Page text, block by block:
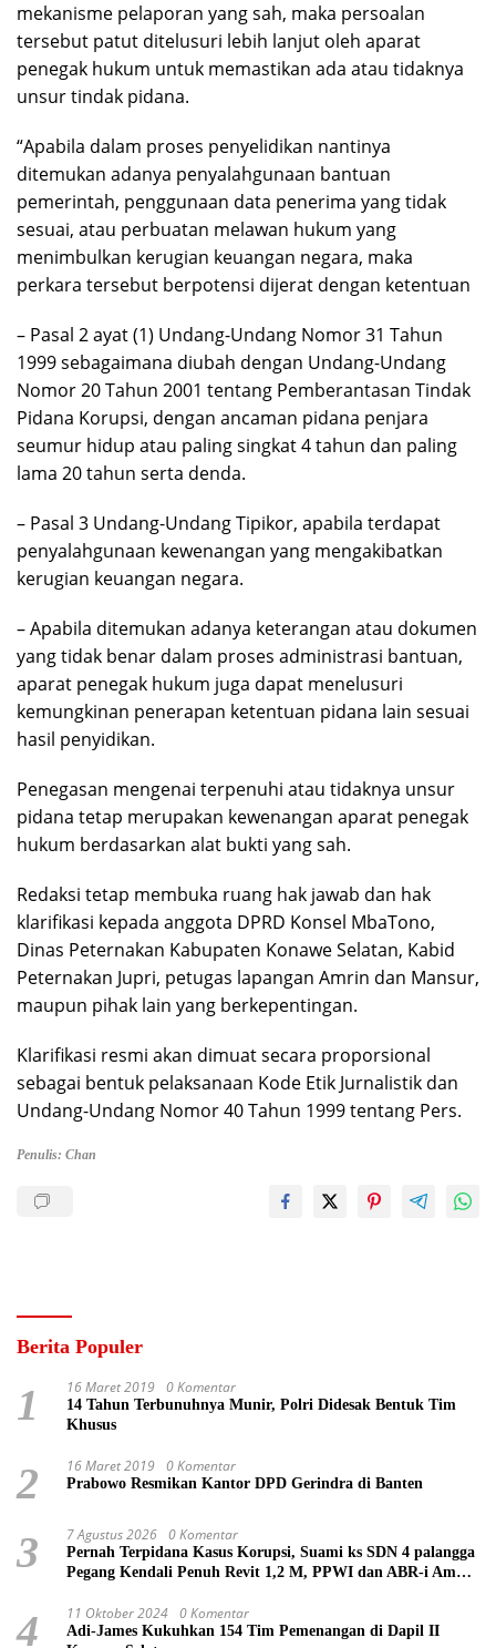
mekanisme pelaporan yang sah, maka persoalan
tersebut patut ditelusuri lebih lanjut oleh aparat
penegak hukum untuk memastikan ada atau tidaknya
unsur tindak pidana.
“Apabila dalam proses penyelidikan nantinya
ditemukan adanya penyalahgunaan bantuan
pemerintah, penggunaan data penerima yang tidak
sesuai, atau perbuatan melawan hukum yang
menimbulkan kerugian keuangan negara, maka
perkara tersebut berpotensi dijerat dengan ketentuan
– Pasal 2 ayat (1) Undang-Undang Nomor 31 Tahun
1999 sebagaimana diubah dengan Undang-Undang
Nomor 20 Tahun 2001 tentang Pemberantasan Tindak
Pidana Korupsi, dengan ancaman pidana penjara
seumur hidup atau paling singkat 4 tahun dan paling
lama 20 tahun serta denda.
– Pasal 3 Undang-Undang Tipikor, apabila terdapat
penyalahgunaan kewenangan yang mengakibatkan
kerugian keuangan negara.
– Apabila ditemukan adanya keterangan atau dokumen
yang tidak benar dalam proses administrasi bantuan,
aparat penegak hukum juga dapat menelusuri
kemungkinan penerapan ketentuan pidana lain sesuai
hasil penyidikan.
Penegasan mengenai terpenuhi atau tidaknya unsur
pidana tetap merupakan kewenangan aparat penegak
hukum berdasarkan alat bukti yang sah.
Redaksi tetap membuka ruang hak jawab dan hak
klarifikasi kepada anggota DPRD Konsel MbaTono,
Dinas Peternakan Kabupaten Konawe Selatan, Kabid
Peternakan Jupri, petugas lapangan Amrin dan Mansur,
maupun pihak lain yang berkepentingan.
Klarifikasi resmi akan dimuat secara proporsional
sebagai bentuk pelaksanaan Kode Etik Jurnalistik dan
Undang-Undang Nomor 40 Tahun 1999 tentang Pers.
Penulis: Chan
Berita Populer
1 16 Maret 2019 0 Komentar
14 Tahun Terbunuhnya Munir, Polri Didesak Bentuk Tim
Khusus
2 16 Maret 2019 0 Komentar
Prabowo Resmikan Kantor DPD Gerindra di Banten
3 7 Agustus 2026 0 Komentar
Pernah Terpidana Kasus Korupsi, Suami ks SDN 4 palangga
Pegang Kendali Penuh Revit 1,2 M, PPWI dan ABR-i Ambil
4 11 Oktober 2024 0 Komentar
Adi-James Kukuhkan 154 Tim Pemenangan di Dapil II